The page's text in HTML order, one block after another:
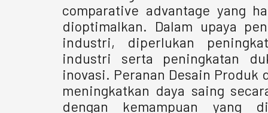
comparative advantage yang
dioptimalkan. Dalam upaya
industri, diperlukan
industri serta peningkatan
inovasi. Peranan Desain Produk
meningkatkan daya saing
dengan kemampuan yang